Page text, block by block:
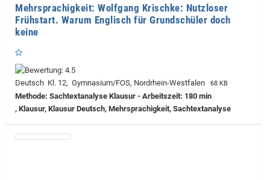
Mehrsprachigkeit: Wolfgang Krischke: Nutzloser
Frühstart. Warum Englisch für Grundschüler doch
keine
Deutsch Kl. 12, Gymnasium/FOS, Nordrhein-Westfalen 68 KB
Methode: Sachtextanalyse Klausur - Arbeitszeit: 180 min
, Klausur, Klausur Deutsch, Mehrsprachigkeit, Sachtextanalyse